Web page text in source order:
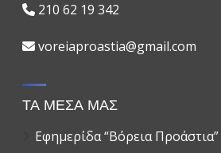
210 62 19 342
voreiaproastia@gmail.com
ΤΑ ΜΕΣΑ ΜΑΣ
Εφημερίδα “Βόρεια Προάστια”